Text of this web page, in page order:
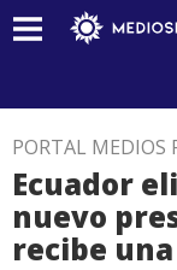
PORTAL MEDIOS
Ecuador
nuevo
recibe